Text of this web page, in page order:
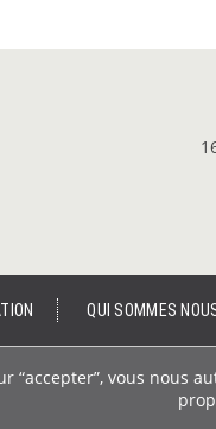
QUI SOMMES
“accepter”, vous nous